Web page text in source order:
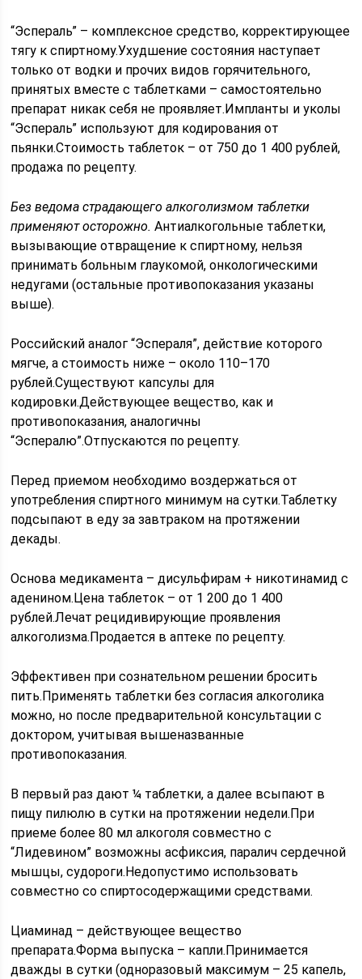
“Эспераль” – комплексное средство, корректирующее
тягу к спиртному.Ухудшение состояния наступает
только от водки и прочих видов горячительного,
принятых вместе с таблетками – самостоятельно
препарат никак себя не проявляет.Импланты и уколы
“Эспераль” используют для кодирования от
пьянки.Стоимость таблеток – от 750 до 1 400 рублей,
продажа по рецепту.
Без ведома страдающего алкоголизмом таблетки
применяют осторожно. Антиалкогольные таблетки,
вызывающие отвращение к спиртному, нельзя
принимать больным глаукомой, онкологическими
недугами (остальные противопоказания указаны
выше).
Российский аналог “Эспераля”, действие которого
мягче, а стоимость ниже – около 110–170
рублей.Существуют капсулы для
кодировки.Действующее вещество, как и
противопоказания, аналогичны
“Эспералю”.Отпускаются по рецепту.
Перед приемом необходимо воздержаться от
употребления спиртного минимум на сутки.Таблетку
подсыпают в еду за завтраком на протяжении
декады.
Основа медикамента – дисульфирам + никотинамид с
аденином.Цена таблеток – от 1 200 до 1 400
рублей.Лечат рецидивирующие проявления
алкоголизма.Продается в аптеке по рецепту.
Эффективен при сознательном решении бросить
пить.Применять таблетки без согласия алкоголика
можно, но после предварительной консультации с
доктором, учитывая вышеназванные
противопоказания.
В первый раз дают ¼ таблетки, а далее всыпают в
пищу пилюлю в сутки на протяжении недели.При
приеме более 80 мл алкоголя совместно с
“Лидевином” возможны асфиксия, паралич сердечной
мышцы, судороги.Недопустимо использовать
совместно со спиртосодержащими средствами.
Циаминад – действующее вещество
препарата.Форма выпуска – капли.Принимается
дважды в сутки (одноразовый максимум – 25 капель,